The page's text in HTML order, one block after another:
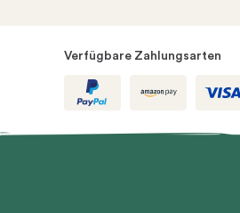
Verfügbare Zahlungsarten